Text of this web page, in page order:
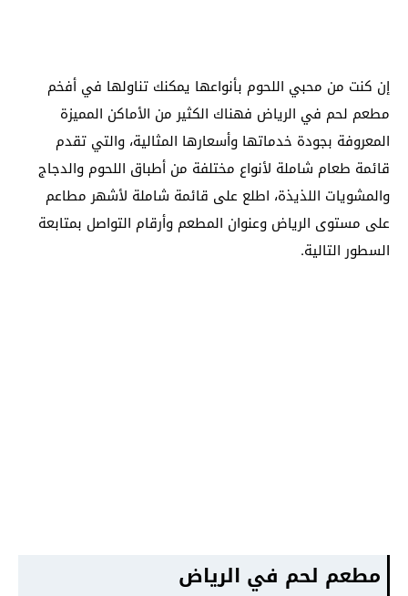
إن كنت من محبي اللحوم بأنواعها يمكنك تناولها في أفخم
مطعم لحم في الرياض فهناك الكثير من الأماكن المميزة
المعروفة بجودة خدماتها وأسعارها المثالية، والتي تقدم
قائمة طعام شاملة لأنواع مختلفة من أطباق اللحوم والدجاج
والمشويات اللذيذة، اطلع على قائمة شاملة لأشهر مطاعم
على مستوى الرياض وعنوان المطعم وأرقام التواصل بمتابعة
السطور التالية.
مطعم لحم في الرياض